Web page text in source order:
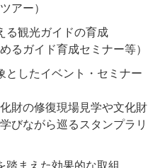
アー）
る観光ガイドの育成
るガイド育成セミナー等）
としたイベント・セミナー
財の修復現場見学や文化財
びながら巡るスタンプラリ
踏まえた効果的な取組